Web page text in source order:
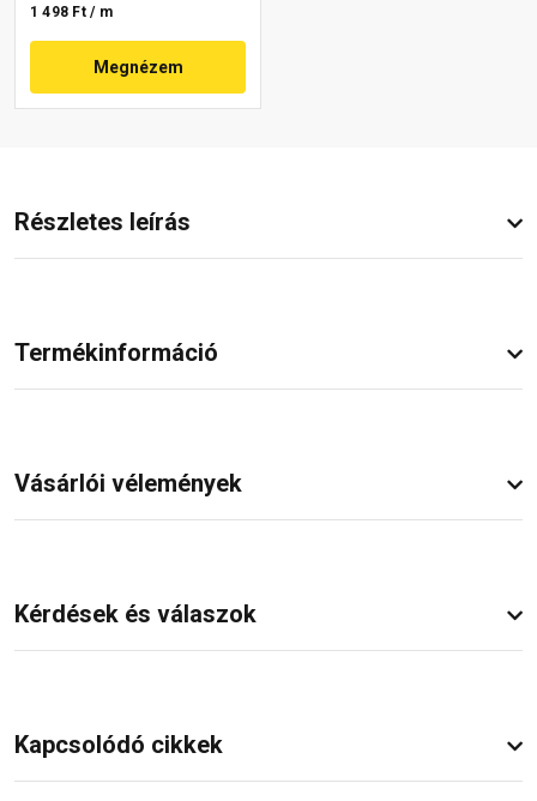
1 498 Ft / m
Megnézem
Részletes leírás
Termékinformáció
Vásárlói vélemények
Kérdések és válaszok
Kapcsolódó cikkek